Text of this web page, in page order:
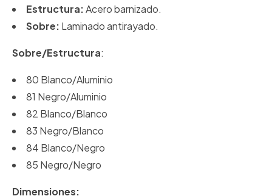
Estructura:Acero barnizado.
Sobre: Laminado antirayado.
Sobre/Estructura:
80 Blanco/Aluminio
81 Negro/Aluminio
82 Blanco/Blanco
83 Negro/Blanco
84 Blanco/Negro
85 Negro/Negro
Dimensiones: